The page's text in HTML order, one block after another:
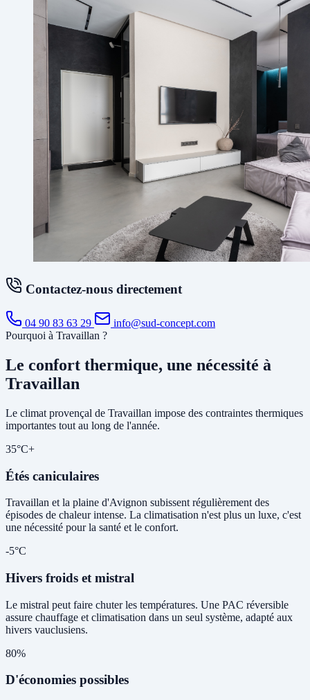
Contactez-nous directement
04 90 83 63 29
info@sud-concept.com
Pourquoi à Travaillan ?
Le confort thermique, une nécessité à
Travaillan
Le climat provençal de Travaillan impose des contraintes thermiques
importantes tout au long de l'année.
35°C+
Étés caniculaires
Travaillan et la plaine d'Avignon subissent régulièrement des
épisodes de chaleur intense. La climatisation n'est plus un luxe, c'est
une nécessité pour la santé et le confort.
-5°C
Hivers froids et mistral
Le mistral peut faire chuter les températures. Une PAC réversible
assure chauffage et climatisation dans un seul système, adapté aux
hivers vauclusiens.
80%
D'économies possibles